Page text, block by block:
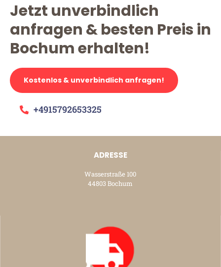
Jetzt unverbindlich
anfragen & besten Preis in
Bochum erhalten!
Kostenlos & unverbindlich anfragen!
+4915792653325
ADRESSE
Wasserstraße 100
44803 Bochum